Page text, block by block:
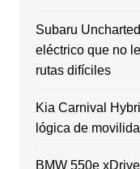
Subaru
eléctrico que no
rutas difíciles
Kia Carnival
lógica de
BMW 550e